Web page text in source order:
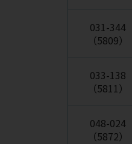
031-344
（5809）
033-138
（5811）
048-024
（5872）